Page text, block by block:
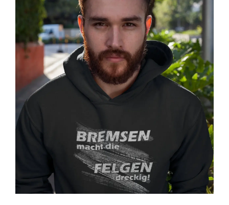
In der Kategorie „Textilien für Männer“ dreht sich
alles um einzigartige Designs und markante Sprüche,
die Deinen Alltag mit Rennsport-Vibes und einer Prise
Humor aufpeppen. Perfekt für Motorsportbegeisterte
und alle, die ihre Leidenschaft mit Stil und
Selbstironie zeigen wollen.
Hier klicken